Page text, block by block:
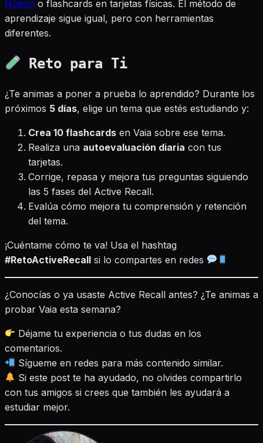
Notion o flashcards en tarjetas físicas. El método de
aprendizaje sigue igual, pero con herramientas
diferentes.
Reto para Ti
¿Te animas a poner a prueba lo aprendido? Durante los
próximos 5 días, elige un tema que estés estudiando y:
Crea 10 flashcards en Vaia sobre ese tema.
Realiza una autoevaluación diaria con tus
tarjetas.
Corrige, repasa y mejora tus preguntas siguiendo
las 5 fases del Active Recall.
Evalúa cómo mejora tu comprensión y retención
del tema.
¡Cuéntame cómo te va! Usa el hashtag
#RetoActiveRecall si lo compartes en redes
¿Conocías o ya usaste Active Recall antes? ¿Te animas a
probar Vaia esta semana?
Déjame tu experiencia o tus dudas en los
comentarios.
Sígueme en redes para más contenido similar.
Si este post te ha ayudado, no olvides compartirlo
con tus amigos si crees que también les ayudará a
estudiar mejor.